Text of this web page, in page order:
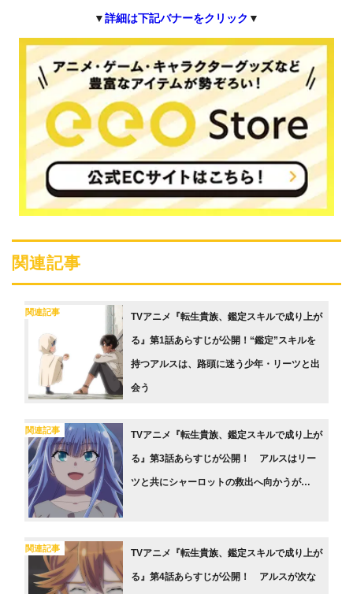
▼詳細は下記バナーをクリック ▼
関連記事
関連記事 TVアニメ『転生貴族、鑑定スキルで成り上が
る』第1話あらすじが公開！“鑑定”スキルを
持つアルスは、路頭に迷う少年・リーツと出
会う
関連記事 TVアニメ『転生貴族、鑑定スキルで成り上が
る』第3話あらすじが公開！ アルスはリー
ツと共にシャーロットの救出へ向かうが…
関連記事 TVアニメ『転生貴族、鑑定スキルで成り上が
る』第4話あらすじが公開！ アルスが次な